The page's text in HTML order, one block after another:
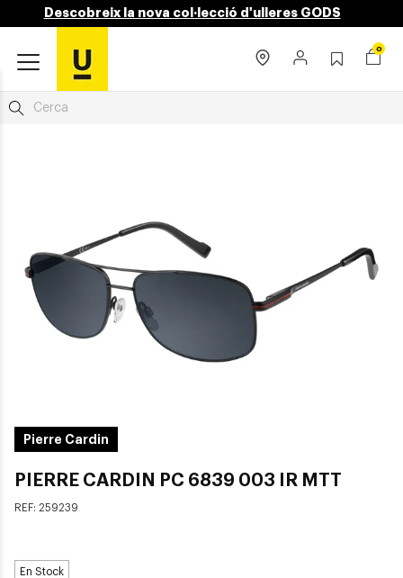
Descobreix la nova col·lecció d'ulleres GODS
0
Pierre Cardin
PIERRE CARDIN PC 6839 003 IR MTT
REF: 259239
En Stock